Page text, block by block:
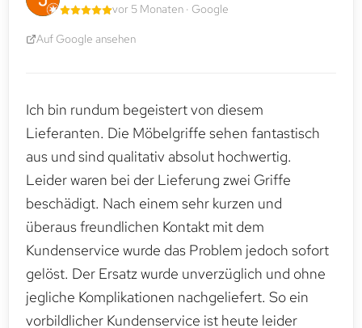
vor 5 Monaten · Google
Auf Google ansehen
Ich bin rundum begeistert von diesem
Lieferanten. Die Möbelgriffe sehen fantastisch
aus und sind qualitativ absolut hochwertig.
Leider waren bei der Lieferung zwei Griffe
beschädigt. Nach einem sehr kurzen und
überaus freundlichen Kontakt mit dem
Kundenservice wurde das Problem jedoch sofort
gelöst. Der Ersatz wurde unverzüglich und ohne
jegliche Komplikationen nachgeliefert. So ein
vorbildlicher Kundenservice ist heute leider